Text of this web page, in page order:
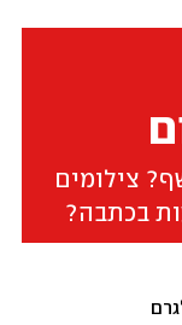
צילומים
בכתבה?